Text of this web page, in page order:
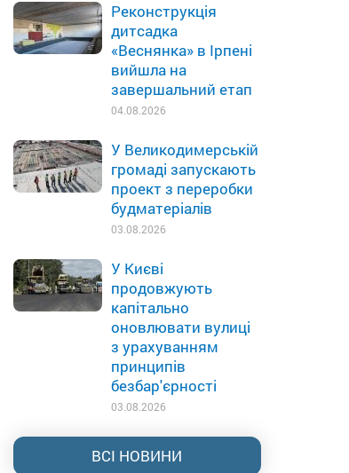
Реконструкція
дитсадка
«Веснянка» в Ірпені
вийшла на
завершальний етап
04.08.2026
У Великодимерській
громаді запускають
проект з переробки
будматеріалів
03.08.2026
У Києві
продовжують
капітально
оновлювати вулиці
з урахуванням
принципів
безбар'єрності
03.08.2026
ВСІ НОВИНИ